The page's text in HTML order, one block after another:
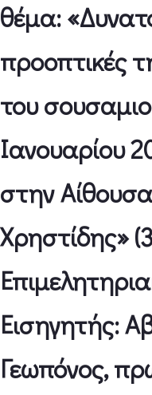
θέμα:
προοπτικές
του
Ιανουαρίου
στην
Χρηστίδης»
Εισηγητής:
Γεωπόνος,